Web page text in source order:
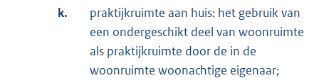
k.
praktijkruimte aan huis: het gebruik van
een ondergeschikt deel van woonruimte
als praktijkruimte door de in de
woonruimte woonachtige eigenaar;